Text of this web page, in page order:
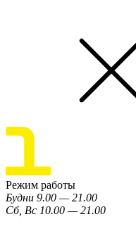
Режим работы
Будни 9.00 — 21.00
Сб, Вс 10.00 — 21.00